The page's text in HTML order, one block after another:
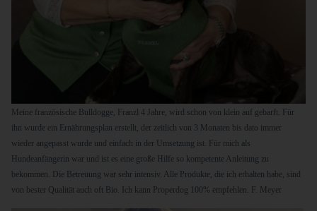
Meine französische Bulldogge, Franzl 4 Jahre, wird schon von klein auf gebarft. Für
ihn wurde ein Ernährungsplan erstellt, der zeitlich von 3 Monaten bis dato immer
wieder angepasst wurde und einfach in der Umsetzung ist. Für mich als
Hundeanfängerin war und ist es eine große Hilfe so kompetente Anleitung zu
bekommen. Die Betreuung war sehr intensiv. Alle Produkte, die ich erhalten habe, sind
von bester Qualität auch oft Bio. Ich kann Properdog 100% empfehlen. F. Meyer